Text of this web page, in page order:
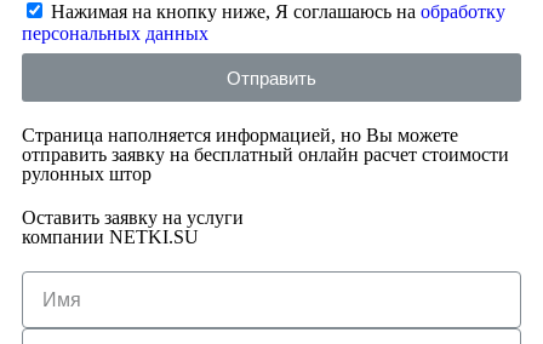
Нажимая на кнопку ниже, Я соглашаюсь на обработку
персональных данных
Отправить
Страница наполняется информацией, но Вы можете
отправить заявку на бесплатный онлайн расчет стоимости
рулонных штор
Оставить заявку на услуги
компании NETKI.SU